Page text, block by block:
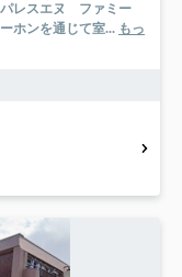
パレスエヌ ファミー
ホンを通じて室... もっ